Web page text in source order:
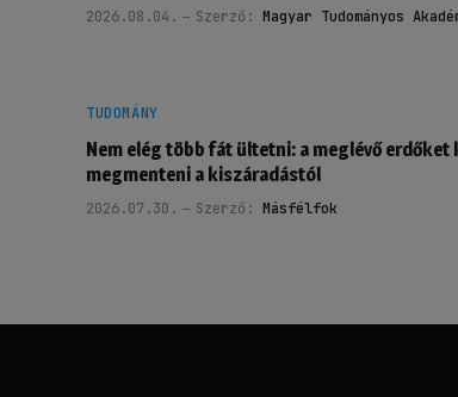
2026.08.04. Szerző: Magyar Tudományos
TUDOMÁNY
Nem elég több fát ültetni: a meglévő erdőket
megmenteni a kiszáradástól
2026.07.30. Szerző: Másfélfok